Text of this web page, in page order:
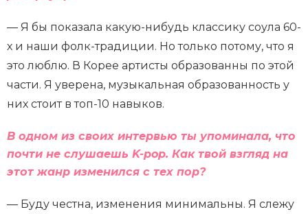
— Я бы показала какую-нибудь классику соула 60-
х и наши фолк-традиции. Но только потому, что я
это люблю. В Корее артисты образованны по этой
части. Я уверена, музыкальная образованность у
них стоит в топ-10 навыков.
В одном из своих интервью ты упоминала, что
почти не слушаешь K-pop. Как твой взгляд на
этот жанр изменился с тех пор?
— Буду честна, изменения минимальны. Я слежу